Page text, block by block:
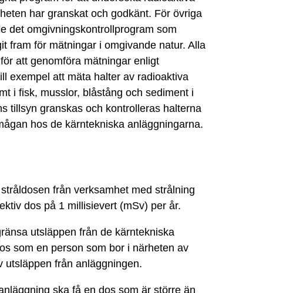
har granskat och godkänt. För övriga
det omgivningskontrollprogram som
fram för mätningar i omgivande natur. Alla
att genomföra mätningar enligt
exempel att mäta halter av radioaktiva
i fisk, musslor, blåstång och sediment i
tillsyn granskas och kontrolleras halterna
hos de kärntekniska anläggningarna.
från verksamhet med strålning
dos på 1 millisievert (mSv) per år.
utsläppen från de kärntekniska
som en person som bor i närheten av
utsläppen från anläggningen.
ska få en dos som är större än